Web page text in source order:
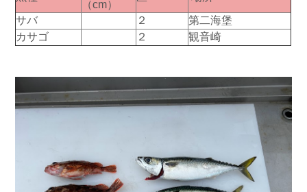
店舗情報 公式ブログ
Blog
お問い合わせ 会社概要
採用情報
Recruit
リンク集
Link
（cm）
サバ
２
第二海堡
カサゴ
２ 観音崎